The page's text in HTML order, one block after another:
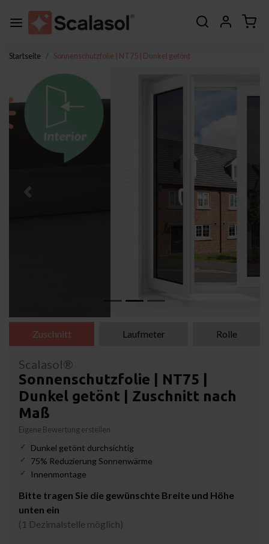
Startseite Sonnenschutzfolie | NT75 | Dunkel getönt
Zurück
Zuschnitt Laufmeter Rolle
Scalasol®
Sonnenschutzfolie | NT75 |
Dunkel getönt | Zuschnitt nach
Maß
Eigene Bewertung erstellen
Dunkel getönt durchsichtig
75% Reduzierung Sonnenwärme
Innenmontage
Bitte tragen Sie die gewünschte Breite und Höhe
unten ein
(1 Dezimalstelle möglich)